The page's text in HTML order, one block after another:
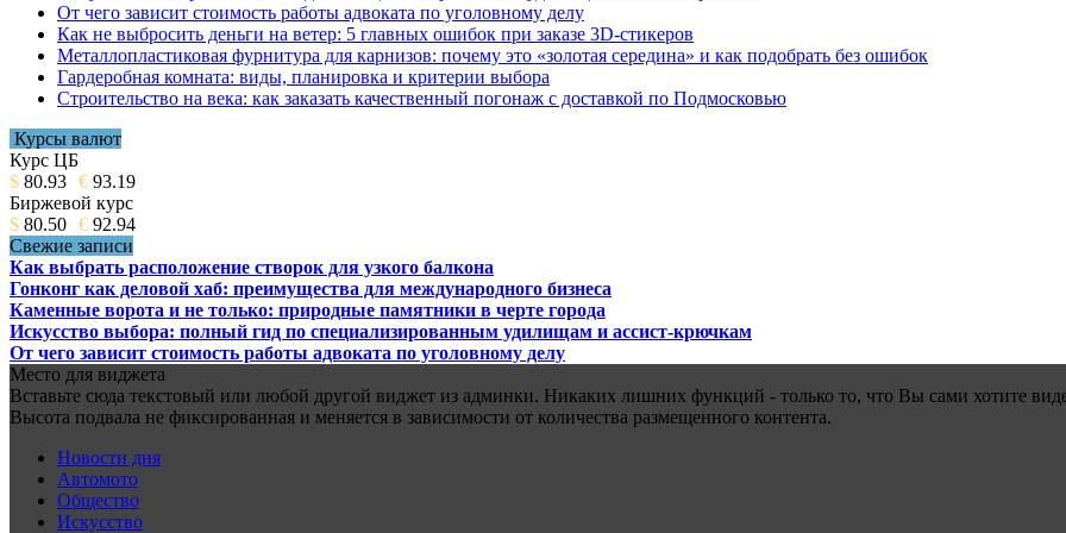
От чего зависит стоимость работы адвоката по уголовному делу
Как не выбросить деньги на ветер: 5 главных ошибок при заказе 3D-стикеров
Металлопластиковая фурнитура для карнизов: почему это «золотая середина» и как подобрать без ошибок
Гардеробная комната: виды, планировка и критерии выбора
Строительство на века: как заказать качественный погонаж с доставкой по Подмосковью
Курсы валют
Курс ЦБ
$ 80.93 € 93.19
Биржевой курс
$ 80.50 € 92.94
Свежие записи
Как выбрать расположение створок для узкого балкона
Гонконг как деловой хаб: преимущества для международного бизнеса
Каменные ворота и не только: природные памятники в черте города
Искусство выбора: полный гид по специализированным удилищам и ассист-крючкам
От чего зависит стоимость работы адвоката по уголовному делу
Место для виджета
Вставьте сюда текстовый или любой другой виджет из админки. Никаких лишних функций - только то, что Вы сами хотите
Высота подвала не фиксированная и меняется в зависимости от количества размещенного контента.
Новости дня
Автомото
Общество
Искусство